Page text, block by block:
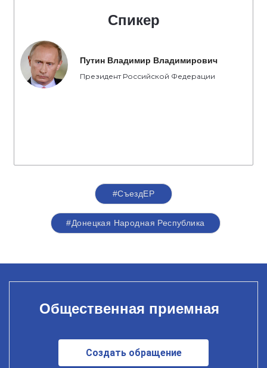
Спикер
Путин Владимир Владимирович
Президент Российской Федерации
#СъездЕР
#Донецкая Народная Республика
Общественная приемная
Создать обращение